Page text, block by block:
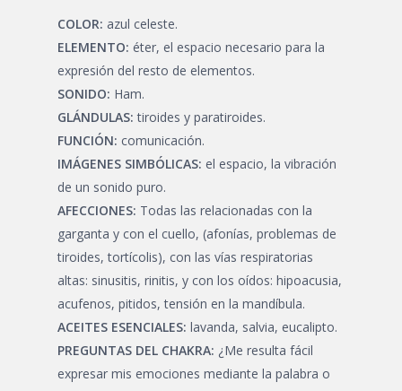
COLOR: azul celeste.
ELEMENTO: éter, el espacio necesario para la
expresión del resto de elementos.
SONIDO: Ham.
GLÁNDULAS: tiroides y paratiroides.
FUNCIÓN: comunicación.
IMÁGENES SIMBÓLICAS: el espacio, la vibración
de un sonido puro.
AFECCIONES: Todas las relacionadas con la
garganta y con el cuello, (afonías, problemas de
tiroides, tortícolis), con las vías respiratorias
altas: sinusitis, rinitis, y con los oídos: hipoacusia,
acufenos, pitidos, tensión en la mandíbula.
ACEITES ESENCIALES: lavanda, salvia, eucalipto.
PREGUNTAS DEL CHAKRA: ¿Me resulta fácil
expresar mis emociones mediante la palabra o